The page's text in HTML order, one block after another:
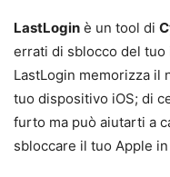
LastLogin è un tool di
errati di sblocco del tuo
LastLogin memorizza il
tuo dispositivo iOS; di
furto ma può aiutarti a
sbloccare il tuo Apple